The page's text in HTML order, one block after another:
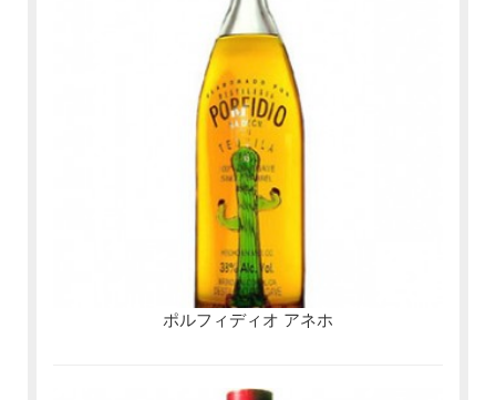
ポルフィディオ アネホ